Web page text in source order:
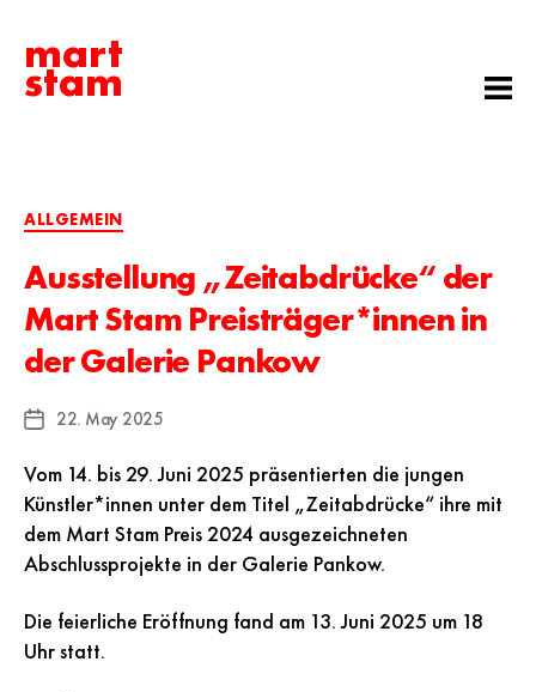
mart
stam
Categories
ALLGEMEIN
Ausstellung „Zeitabdrücke“ der
Mart Stam Preisträger*innen in
der Galerie Pankow
Post 22. May 2025
Vom 14. bis 29. Juni 2025 präsentierten die jungen
Künstler*innen unter dem Titel „Zeitabdrücke“ ihre mit
dem Mart Stam Preis 2024 ausgezeichneten
Abschlussprojekte in der Galerie Pankow.
Die feierliche Eröffnung fand am 13. Juni 2025 um 18
Uhr statt.